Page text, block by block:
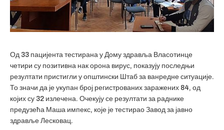
Од 33 пацијента тестирана у Дому здравља Власотинце
четири су позитивна нак орона вирус, показују последњи
резултати пристигли у општински Штаб за ванредне ситуације.
То значи да је укупан број регистрованих заражених 84, од
којих су 32 излечена. Очекују се резултати за раднике
предузећа Маша импекс, које је тестирао Завод за јавно
здравље Лесковац.